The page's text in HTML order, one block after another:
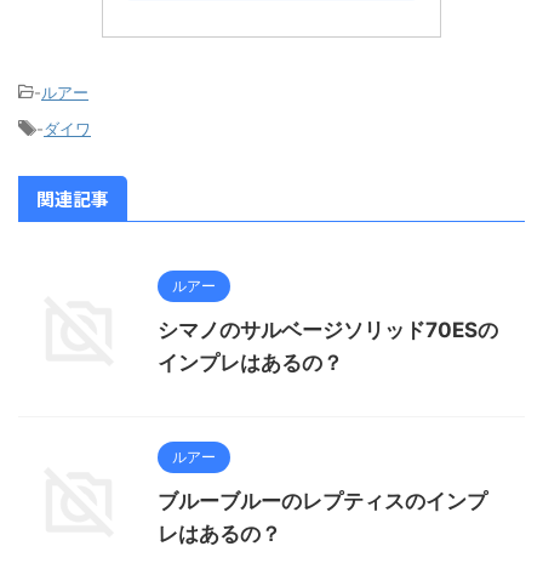
-ルアー
-ダイワ
関連記事
ルアー
シマノのサルベージソリッド70ESの
インプレはあるの？
ルアー
ブルーブルーのレプティスのインプ
レはあるの？